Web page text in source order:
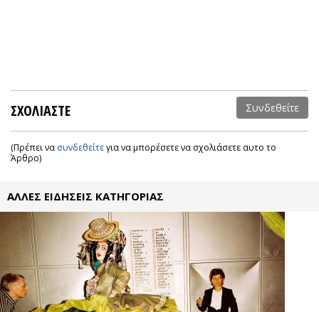
ΣΧΟΛΙΑΣΤΕ Συνδεθείτε
(Πρέπει να συνδεθείτεγια να μπορέσετε να σχολιάσετε αυτο το
Άρθρο)
ΑΛΛΕΣ ΕΙΔΗΣΕΙΣ ΚΑΤΗΓΟΡΙΑΣ